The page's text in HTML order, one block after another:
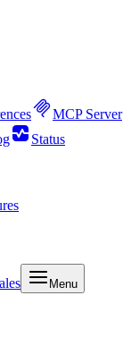
MCP Server
Status
Menu